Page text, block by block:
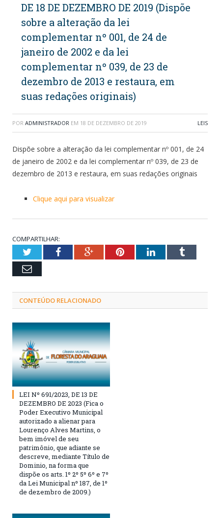
DE 18 DE DEZEMBRO DE 2019 (Dispõe
sobre a alteração da lei
complementar nº 001, de 24 de
janeiro de 2002 e da lei
complementar nº 039, de 23 de
dezembro de 2013 e restaura, em
suas redações originais)
POR ADMINISTRADOR EM 18 DE DEZEMBRO DE 2019 LEIS
Dispõe sobre a alteração da lei complementar nº 001, de 24
de janeiro de 2002 e da lei complementar nº 039, de 23 de
dezembro de 2013 e restaura, em suas redações originais
Clique aqui para visualizar
COMPARTILHAR:
TwitterFacebookGoogle+PinterestLinkedInTumblr
Email
CONTEÚDO RELACIONADO
LEI Nº 691/2023, DE 13 DE
DEZEMBRO DE 2023 (Fica o
Poder Executivo Municipal
autorizado a alienar para
Lourenço Alves Martins, o
bem imóvel de seu
patrimônio, que adiante se
descreve, mediante Título de
Dominio, na forma que
dispõe os arts. 1º 2º 5º 6º e 7º
da Lei Municipal nº 187, de 1º
de dezembro de 2009.)